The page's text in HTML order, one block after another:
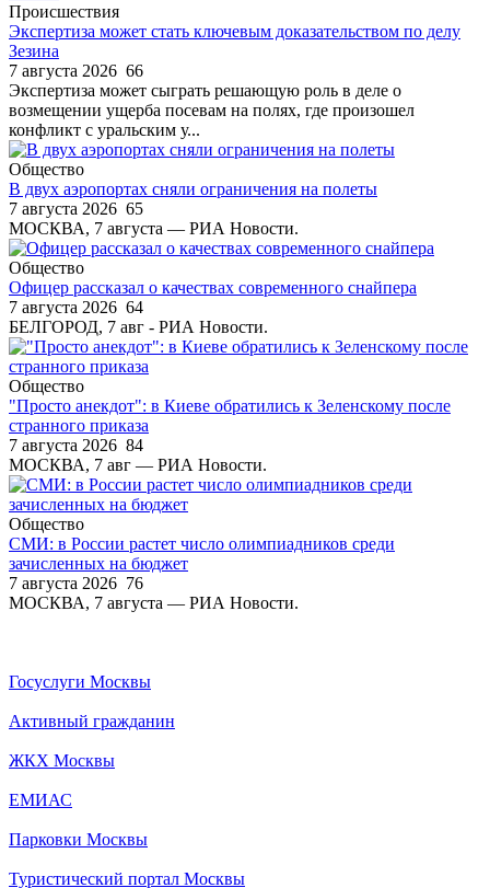
Происшествия
Экспертиза может стать ключевым доказательством по делу
Зезина
7 августа 2026 66
Экспертиза может сыграть решающую роль в деле о
возмещении ущерба посевам на полях, где произошел
конфликт с уральским у...
Общество
В двух аэропортах сняли ограничения на полеты
7 августа 2026 65
МОСКВА, 7 августа — РИА Новости.
Общество
Офицер рассказал о качествах современного снайпера
7 августа 2026 64
БЕЛГОРОД, 7 авг - РИА Новости.
Общество
"Просто анекдот": в Киеве обратились к Зеленскому после
странного приказа
7 августа 2026 84
МОСКВА, 7 авг — РИА Новости.
Общество
СМИ: в России растет число олимпиадников среди
зачисленных на бюджет
7 августа 2026 76
МОСКВА, 7 августа — РИА Новости.
Госуслуги Москвы
Активный гражданин
ЖКХ Москвы
ЕМИАС
Парковки Москвы
Туристический портал Москвы